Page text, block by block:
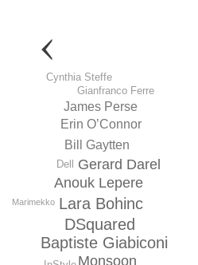
DSquared
Lara Bohinc
Baptiste Giabiconi
Monsoon
Anouk Lepere
Gerard Darel
Bill Gaytten
Erin O’Connor
James Perse
Dell
Gianfranco Ferrе
Cynthia Steffe
Marimekko